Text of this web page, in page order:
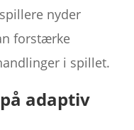
nyder
forstærke
i spillet.
adaptiv